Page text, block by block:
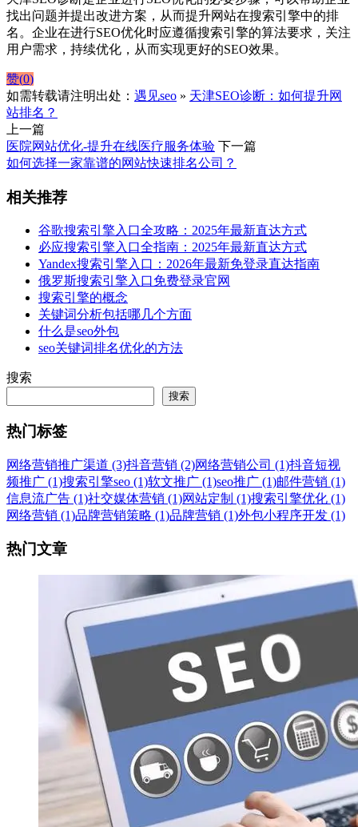
找出问题并提出改进方案，从而提升网站在搜索引擎中的排
名。企业在进行SEO优化时应遵循搜索引擎的算法要求，关注
用户需求，持续优化，从而实现更好的SEO效果。
赞(0)
如需转载请注明出处： 遇见seo » 天津SEO诊断：如何提升网
站排名？
上一篇
医院网站优化-提升在线医疗服务体验 下一篇
如何选择一家靠谱的网站快速排名公司？
相关推荐
谷歌搜索引擎入口全攻略：2025年最新直达方式
必应搜索引擎入口全指南：2025年最新直达方式
Yandex搜索引擎入口：2026年最新免登录直达指南
俄罗斯搜索引擎入口免费登录官网
搜索引擎的概念
关键词分析包括哪几个方面
什么是seo外包
seo关键词排名优化的方法
搜索
搜索
热门标签
网络营销推广渠道 (3)抖音营销 (2)网络营销公司 (1)抖音短视
频推广 (1)搜索引擎seo (1)软文推广 (1)seo推广 (1)邮件营销 (1)
信息流广告 (1)社交媒体营销 (1)网站定制 (1)搜索引擎优化 (1)
网络营销 (1)品牌营销策略 (1)品牌营销 (1)外包小程序开发 (1)
热门文章